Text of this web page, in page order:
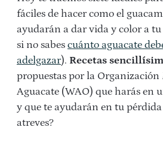
fáciles de hacer como el
ayudarán a dar vida y color a
si no sabes cuánto aguacate
adelgazar). Recetas
propuestas por la
Aguacate (WAO) que harás en
y que te ayudarán en tu pérdida
atreves?